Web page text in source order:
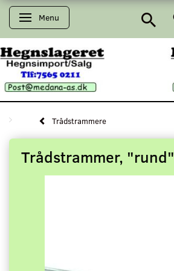
Skifte navigation
Menu
Trådstrammere
Trådstrammer, "rund"